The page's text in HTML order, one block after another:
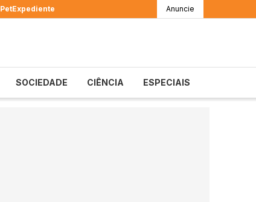
PetExpediente Anuncie
SOCIEDADE CIÊNCIA ESPECIAIS